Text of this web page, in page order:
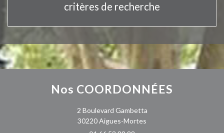
critères de recherche
Nos COORDONNÉES
2 Boulevard Gambetta
30220 Aigues-Mortes